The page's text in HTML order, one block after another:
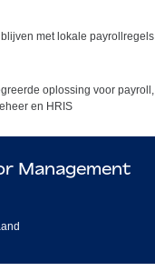
met lokale
oplossing voor payroll,
en HRIS
Management